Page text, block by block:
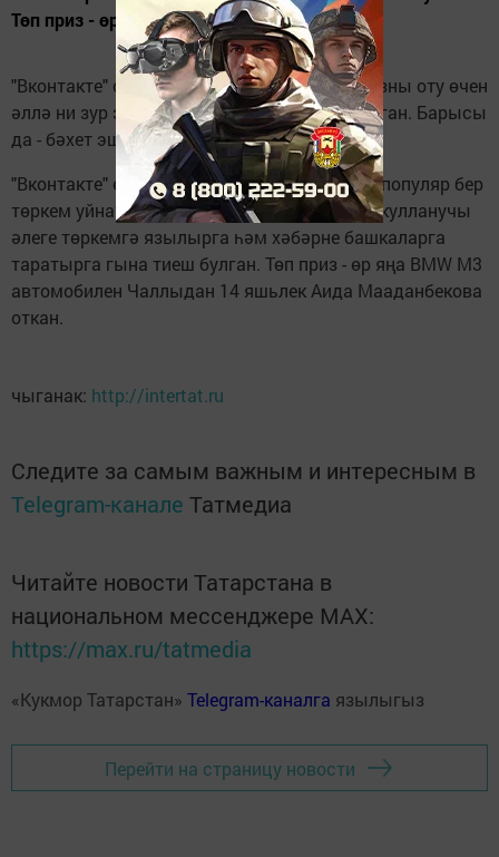
Төп приз - өр...
"Вконтакте" социаль челтәре аша әлеге призны оту өчен
әллә ни зур эш тә башкарырга кирәк булмаган. Барысы
да - бәхет эше.
"Вконтакте" өчен иң зур призны челтәрдәге популяр бер
төркем уйнаткан. Призга дәгъва кылу өчен кулланучы
әлеге төркемгә язылырга һәм хәбәрне башкаларга
таратырга гына тиеш булган. Төп приз - өр яңа BMW M3
автомобилен Чаллыдан 14 яшьлек Аида Мааданбекова
откан.
чыганак: http://intertat.ru
Следите за самым важным и интересным в
Telegram-канале Татмедиа
Читайте новости Татарстана в
национальном мессенджере MАХ:
https://max.ru/tatmedia
«Кукмор Татарстан» Telegram-каналга язылыгыз
Перейти на страницу новости